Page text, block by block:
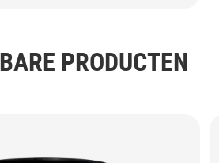
PRODUCTEN